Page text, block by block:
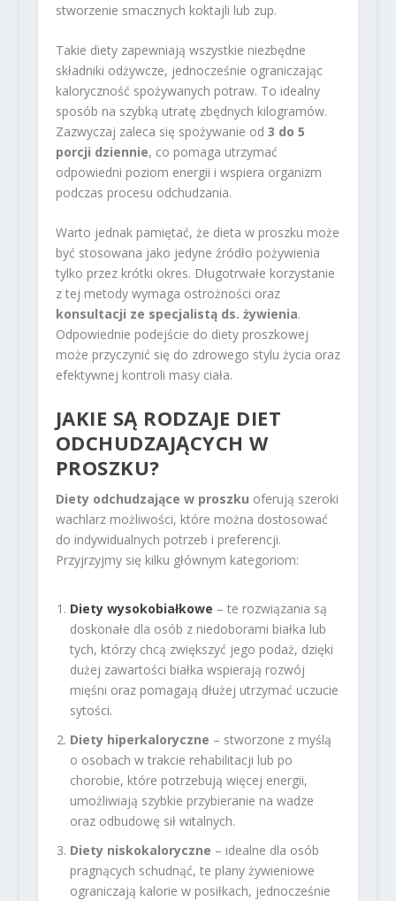
stworzenie smacznych koktajli lub zup.
Takie diety zapewniają wszystkie niezbędne
składniki odżywcze, jednocześnie ograniczając
kaloryczność spożywanych potraw. To idealny
sposób na szybką utratę zbędnych kilogramów.
Zazwyczaj zaleca się spożywanie od 3 do 5
porcji dziennie, co pomaga utrzymać
odpowiedni poziom energii i wspiera organizm
podczas procesu odchudzania.
Warto jednak pamiętać, że dieta w proszku może
być stosowana jako jedyne źródło pożywienia
tylko przez krótki okres. Długotrwałe korzystanie
z tej metody wymaga ostrożności oraz
konsultacji ze specjalistą ds. żywienia.
Odpowiednie podejście do diety proszkowej
może przyczynić się do zdrowego stylu życia oraz
efektywnej kontroli masy ciała.
JAKIE SĄ RODZAJE DIET
ODCHUDZAJĄCYCH W
PROSZKU?
Diety odchudzające w proszku oferują szeroki
wachlarz możliwości, które można dostosować
do indywidualnych potrzeb i preferencji.
Przyjrzyjmy się kilku głównym kategoriom:
Diety wysokobiałkowe – te rozwiązania są
doskonałe dla osób z niedoborami białka lub
tych, którzy chcą zwiększyć jego podaż, dzięki
dużej zawartości białka wspierają rozwój
mięśni oraz pomagają dłużej utrzymać uczucie
sytości.
Diety hiperkaloryczne – stworzone z myślą
o osobach w trakcie rehabilitacji lub po
chorobie, które potrzebują więcej energii,
umożliwiają szybkie przybieranie na wadze
oraz odbudowę sił witalnych.
Diety niskokaloryczne – idealne dla osób
pragnących schudnąć, te plany żywieniowe
ograniczają kalorie w posiłkach, jednocześnie